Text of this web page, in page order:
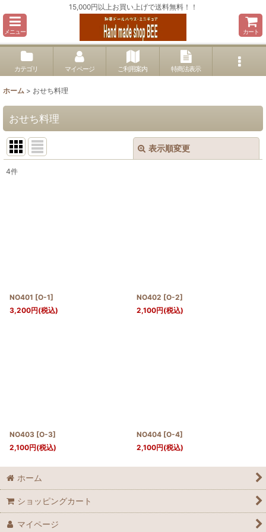
15,000円以上お買い上げで送料無料！！
メニュー カート
カテゴリ マイページ ご利用案内 特商法表示
ホーム > おせち料理
おせち料理
表示順変更
4件
NO401 [O-1]
3,200円(税込)
NO402 [O-2]
2,100円(税込)
NO403 [O-3]
2,100円(税込)
NO404 [O-4]
2,100円(税込)
ホーム
ショッピングカート
マイページ